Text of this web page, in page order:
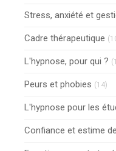
Stress, anxiété et
Cadre thérapeutique
L'hypnose, pour qui ?
Peurs et phobies (14)
L'hypnose pour les
Confiance et estime